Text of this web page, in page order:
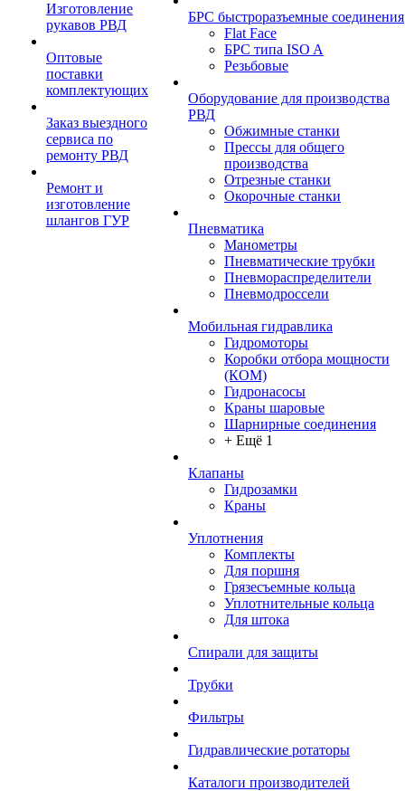
Изготовление
рукавов РВД
Оптовые
поставки
комплектующих
Заказ выездного
сервиса по
ремонту РВД
Ремонт и
изготовление
шлангов ГУР
БРС быстроразъемные соединения
Flat Face
БРС типа ISO A
Резьбовые
Оборудование для производства
РВД
Обжимные станки
Прессы для общего
производства
Отрезные станки
Окорочные станки
Пневматика
Манометры
Пневматические трубки
Пневмораспределители
Пневмодроссели
Мобильная гидравлика
Гидромоторы
Коробки отбора мощности
(КОМ)
Гидронасосы
Краны шаровые
Шарнирные соединения
+ Ещё 1
Клапаны
Гидрозамки
Краны
Уплотнения
Комплекты
Для поршня
Грязесъемные кольца
Уплотнительные кольца
Для штока
Спирали для защиты
Трубки
Фильтры
Гидравлические ротаторы
Каталоги производителей